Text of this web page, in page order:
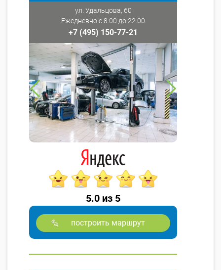
ул. Удальцова, 60
Ежедневно с 8:00 до 22:00
+7 (495) 150-77-21
5.0 из 5
построить маршрут